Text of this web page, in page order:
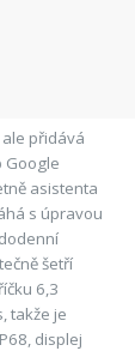
přidává
Google
asistenta
s úpravou
šetří
6,3
takže je
displej